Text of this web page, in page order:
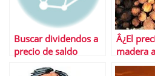
Buscar dividendos a
precio de saldo
Â¿El
madera
caÃ­das?